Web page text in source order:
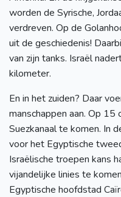
worden de Syrische,
verdreven. Op de
uit de geschiedenis!
van zijn tanks. Israël
kilometer.
En in het zuiden? Daar
manschappen aan. Op
Suezkanaal te komen. In
voor het Egyptische
Israëlische troepen kans
vijandelijke linies te
Egyptische hoofdstad